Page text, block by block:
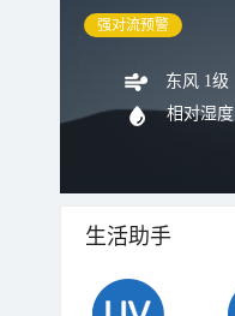
强对流预警
东风 1级
相对湿度
生活助手